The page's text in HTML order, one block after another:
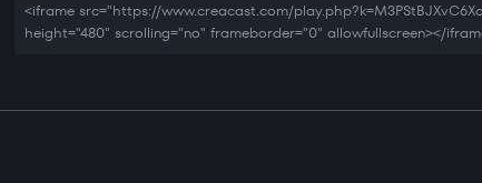
<iframe src="https://www.creacast.com/
height="480" scrolling="no" frameborder="0" allowfullscreen></